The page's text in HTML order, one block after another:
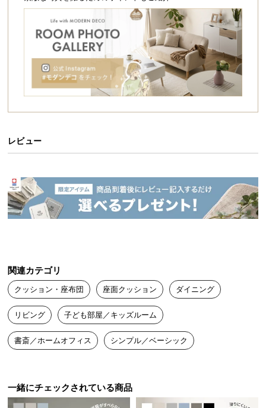
ド
お
支
い
に
つ
い
送
料
つ
い
て
型
商
エアーな座り心地を叶える低反発ウレタン
中材は体圧分散効果の高い低反発ウレタンを採用。
じんわり沈み込む程よい弾力で優しく身体を支えま
す。
ウレタンの密度
安定した姿勢をキープする前傾フォルム
軽減。背筋も自然と伸び、疲れにくい体勢を維持し
ます。
レビュー
関連カテゴリ
クッション・座布団 座面クッション ダイニング
リビング 子ども部屋／キッズルーム
書斎／ホームオフィス シンプル／ベーシック
一緒にチェックされている商品